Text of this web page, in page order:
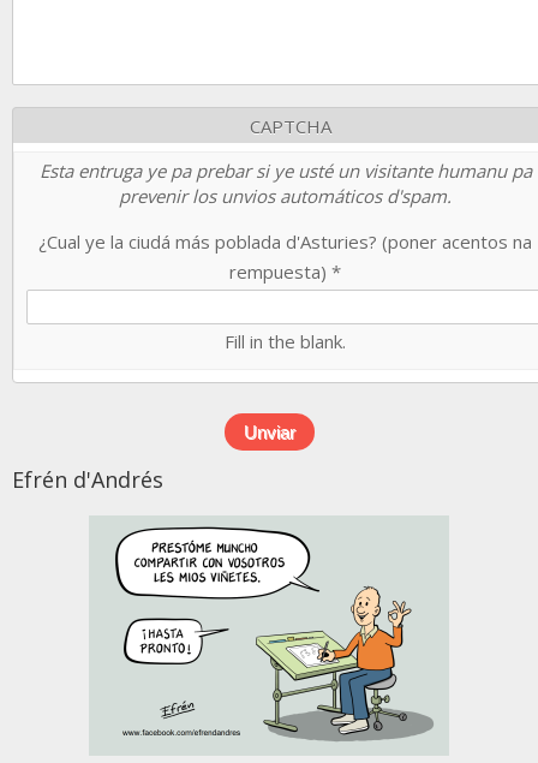
CAPTCHA
Esta entruga ye pa prebar si ye usté un visitante humanu pa
prevenir los unvios automáticos d'spam.
¿Cual ye la ciudá más poblada d'Asturies? (poner acentos na
rempuesta) *
Fill in the blank.
Efrén d'Andrés